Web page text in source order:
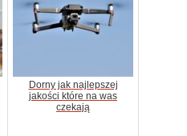
Dorny jak najlepszej
jakości które na was
czekają